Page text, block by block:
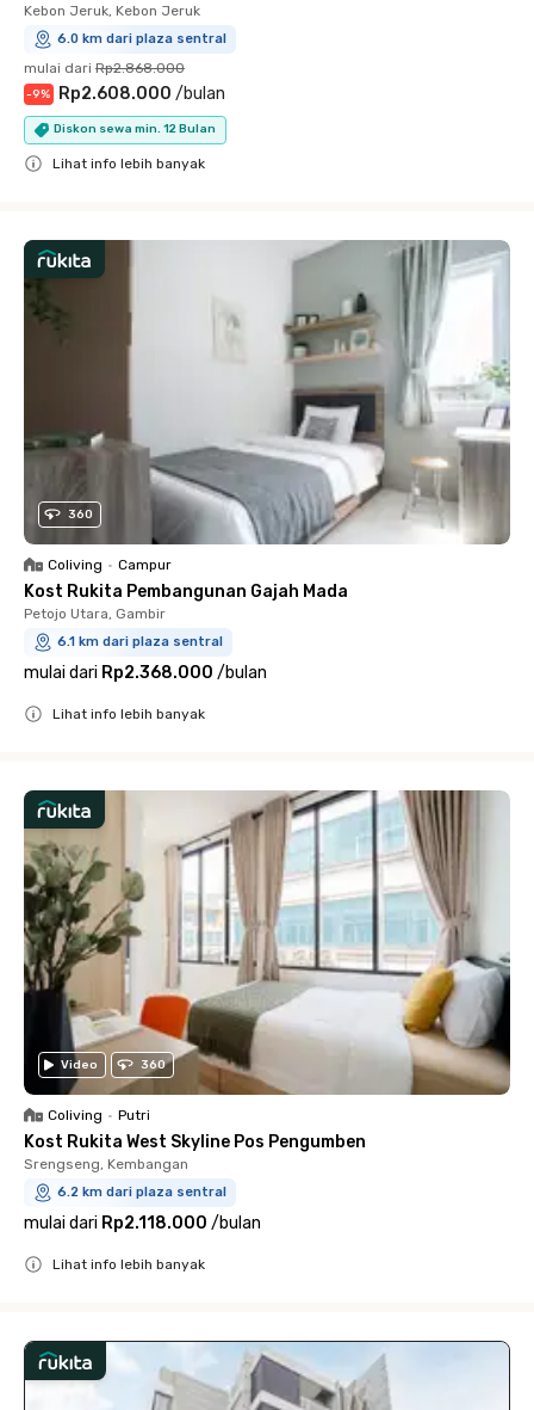
Kebon Jeruk, Kebon Jeruk
6.0 km dari plaza sentral
mulai dari Rp2.868.000
-9% Rp2.608.000 /bulan
Diskon sewa min. 12 Bulan
Lihat info lebih banyak
360
Coliving • Campur
Kost Rukita Pembangunan Gajah Mada
Petojo Utara, Gambir
6.1 km dari plaza sentral
mulai dari Rp2.368.000 /bulan
Lihat info lebih banyak
Video 360
Coliving • Putri
Kost Rukita West Skyline Pos Pengumben
Srengseng, Kembangan
6.2 km dari plaza sentral
mulai dari Rp2.118.000 /bulan
Lihat info lebih banyak